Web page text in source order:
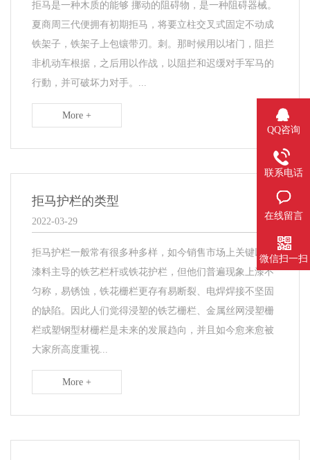
拒马是一种木质的能够 挪动的阻碍物，是一种阻碍器械。
夏商周三代便拥有初期拒马，将要立柱交叉式固定不动成
铁架子，铁架子上包镶带刃。刺。那时候用以堵门，阻拦
非机动车根据，之后用以作战，以阻拦和迟缓对手军马的
行動，并可破坏力对手。...
More +
拒马护栏的类型
2022-03-29
​拒马护栏一般常有很多种多样，如今销售市场上关键以涂
漆料主导的铁艺栏杆或铁花护栏，但他们普遍现象上漆不
匀称，易锈蚀，铁花栅栏更存有易断裂、电焊焊接不坚固
的缺陷。因此人们觉得浸塑的铁艺栅栏、金属丝网浸塑栅
栏或塑钢型材栅栏是未来的发展趋向，并且如今愈来愈被
大家所高度重视...
More +
QQ咨询
联系电话
在线留言
微信扫一扫